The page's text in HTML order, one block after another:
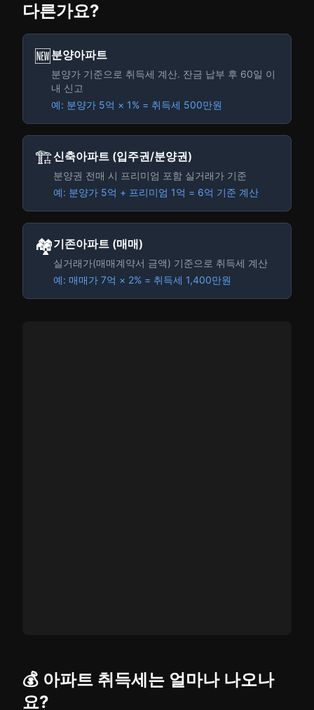
다른가요?
🆕 분양아파트
분양가 기준으로 취득세 계산. 잔금 납부 후 60일 이
내 신고
예: 분양가 5억 × 1% = 취득세 500만원
🏗️신축아파트 (입주권/분양권)
분양권 전매 시 프리미엄 포함 실거래가 기준
예: 분양가 5억 + 프리미엄 1억 = 6억 기준 계산
🏘️기존아파트 (매매)
실거래가(매매계약서 금액) 기준으로 취득세 계산
예: 매매가 7억 × 2% = 취득세 1,400만원
💰 아파트 취득세는 얼마나 나오나
요?